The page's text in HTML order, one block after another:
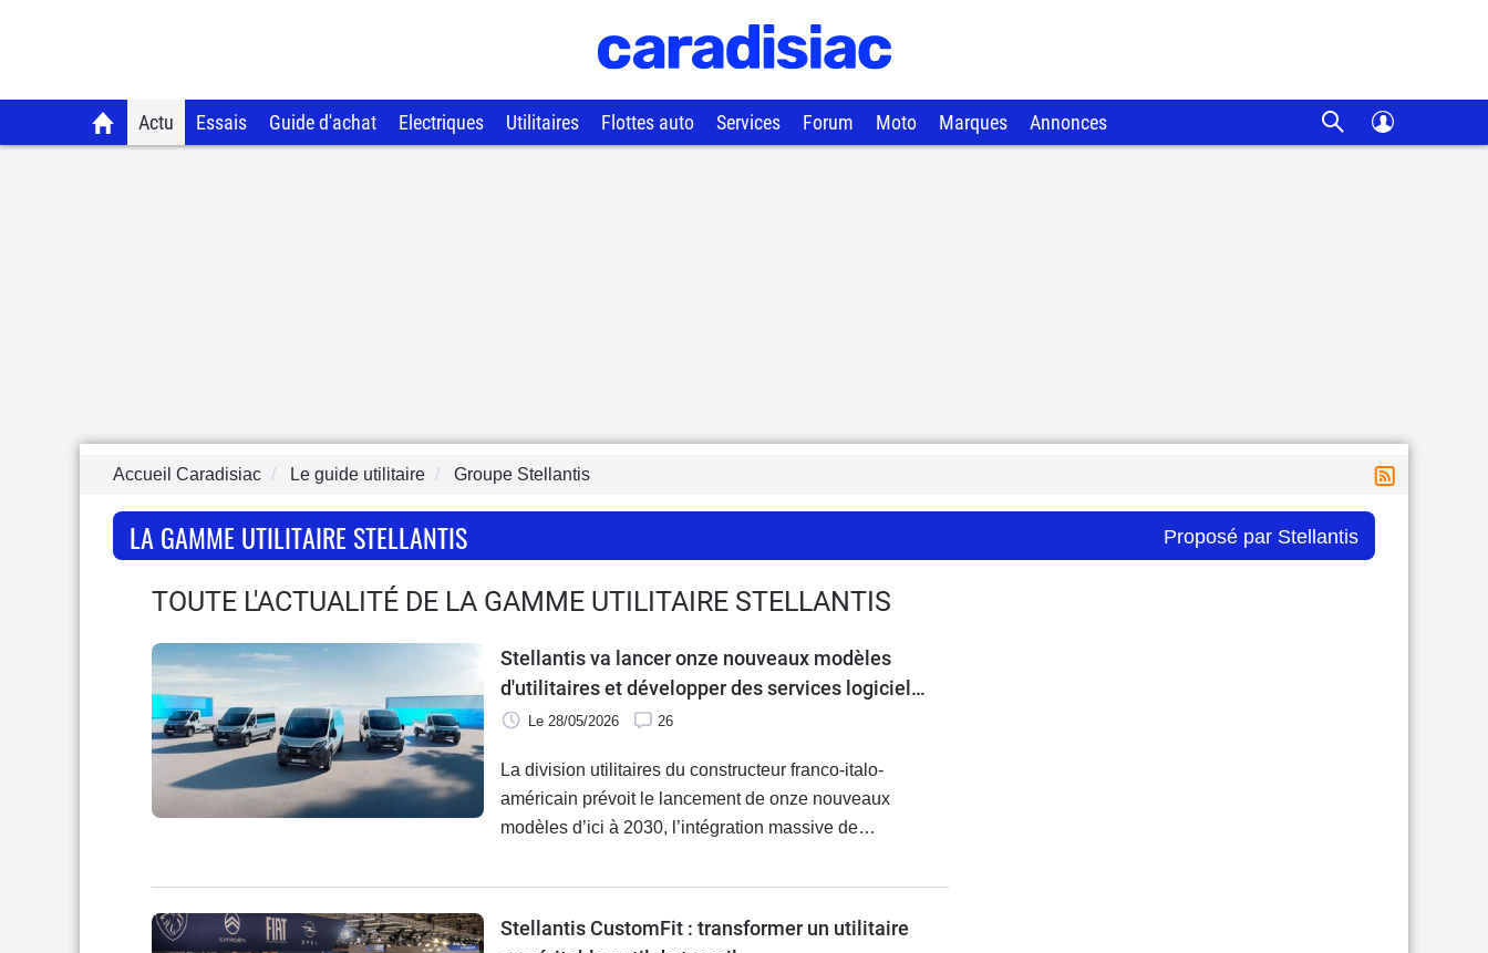
Actu Essais Guide d'achat Electriques Utilitaires Flottes auto Services Forum Moto Marques Annonces
Accueil Caradisiac Le guide utilitaire Groupe Stellantis
LA GAMME UTILITAIRE STELLANTIS Proposé par Stellantis
TOUTE L'ACTUALITÉ DE LA GAMME UTILITAIRE STELLANTIS
Stellantis va lancer onze nouveaux modèles
d'utilitaires et développer des services logiciels
dopés à l’IA
Le 28/05/2026 26
La division utilitaires du constructeur franco-italo-
américain prévoit le lancement de onze nouveaux
modèles d’ici à 2030, l’intégration massive de
services connectés. Une offensive industrielle et
Stellantis CustomFit : transformer un utilitaire